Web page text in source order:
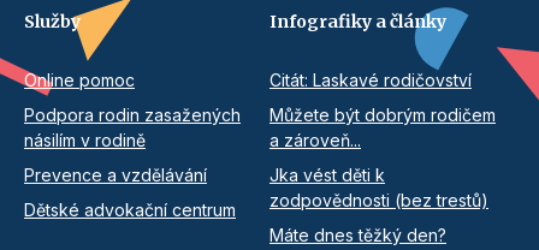
Služby
Online pomoc
Podpora rodin zasažených
násilím v rodině
Prevence a vzdělávání
Dětské advokační centrum
Infografiky a články
Citát: Laskavé rodičovství
Můžete být dobrým rodičem
a zároveň...
Jka vést děti k
zodpovědnosti (bez trestů)
Máte dnes těžký den?